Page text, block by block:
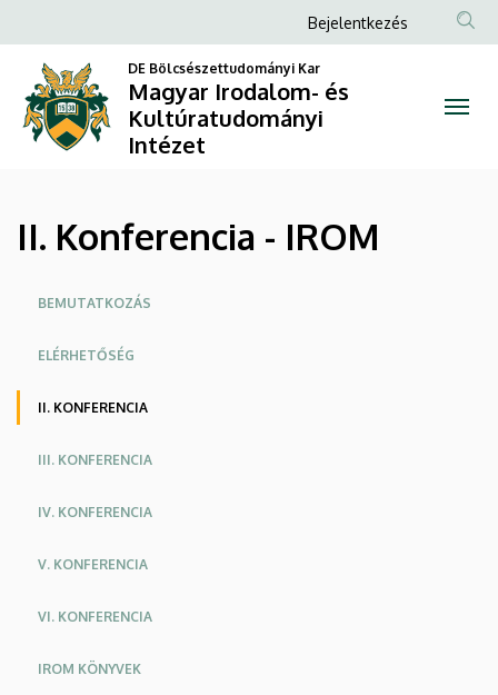
Konferencia
IROM
Magyar
Irodalom-
Kultúratudományi
Intézet
a
tartalomra
Anonim
fiók
menüje
Bejelentkezés
DE Bölcsészettudományi Kar
Magyar Irodalom- és
Kultúratudományi
Intézet
II. Konferencia - IROM
Oldalmenü
BEMUTATKOZÁS
ELÉRHETŐSÉG
II. KONFERENCIA
III. KONFERENCIA
IV. KONFERENCIA
V. KONFERENCIA
VI. KONFERENCIA
IROM KÖNYVEK